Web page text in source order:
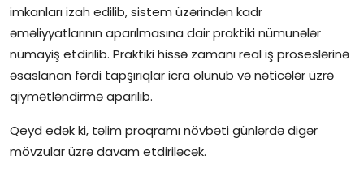
imkanları izah edilib, sistem üzərindən kadr
əməliyyatlarının aparılmasına dair praktiki nümunələr
nümayiş etdirilib. Praktiki hissə zamanı real iş proseslərinə
əsaslanan fərdi tapşırıqlar icra olunub və nəticələr üzrə
qiymətləndirmə aparılıb.
Qeyd edək ki, təlim proqramı növbəti günlərdə digər
mövzular üzrə davam etdiriləcək.